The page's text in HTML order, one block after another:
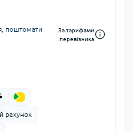
поштомати
За тарифами
перевізника
рахунок